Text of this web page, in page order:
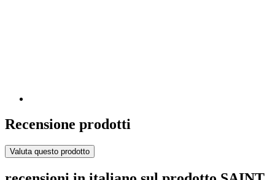
Recensione prodotti
Valuta questo prodotto